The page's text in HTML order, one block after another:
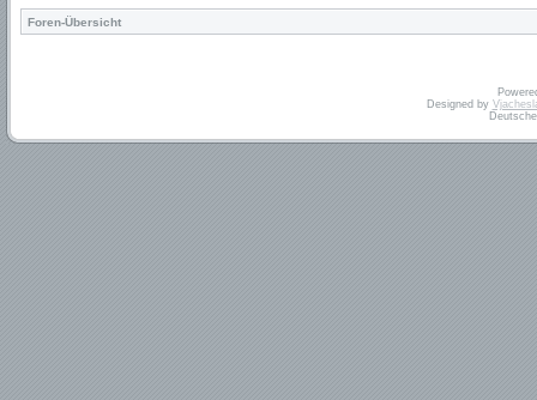
Foren-Übersicht
Designed by